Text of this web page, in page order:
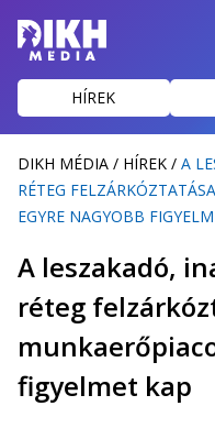
HÍREK
DIKH MÉDIA / HÍREK / A
RÉTEG
EGYRE NAGYOBB
A leszakadó,
réteg
figyelmet kap